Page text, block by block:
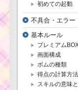
初めての起動
不具合・エラー
基本ルール
プレミアム
画面構成
ボムの種類
得点の計算方法
スキルの意味